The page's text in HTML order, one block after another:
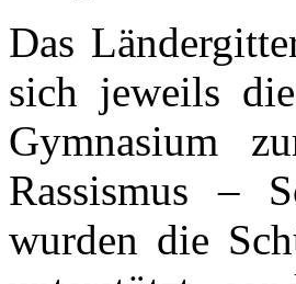
Das
sich jeweils
Gymnasium
Rassismus –
wurden die